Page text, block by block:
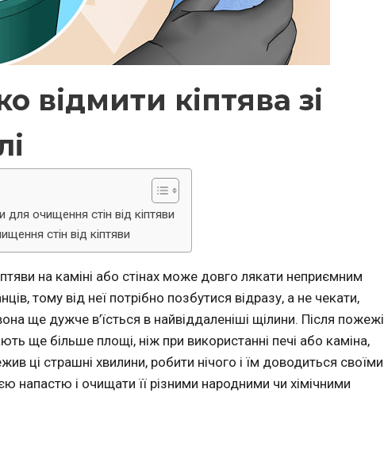
відмити кіптява зі
для очищення стін від кіптяви
стін від кіптяви
на каміні або стінах може довго лякати неприємним
тому від неї потрібно позбутися відразу, а не чекати,
ще дужче в’їсться в найвіддаленіші щілини. Після пожежі
ще більше площі, ніж при використанні печі або каміна,
ці страшні хвилини, робити нічого і їм доводиться своїми
напастю і очищати її різними народними чи хімічними